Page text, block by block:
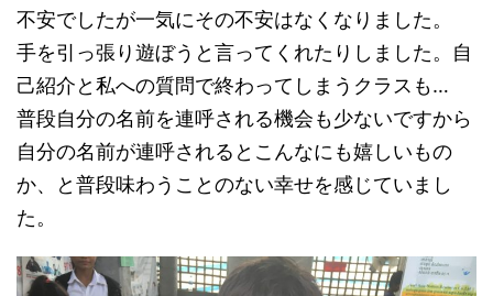
不安でしたが一気にその不安はなくなりました。
手を引っ張り遊ぼうと言ってくれたりしました。自
己紹介と私への質問で終わってしまうクラスも…
普段自分の名前を連呼される機会も少ないですから
自分の名前が連呼されるとこんなにも嬉しいもの
か、と普段味わうことのない幸せを感じていまし
た。